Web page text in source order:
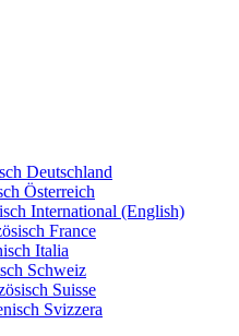
Deutschland
Österreich
International (English)
France
Italia
Schweiz
Suisse
Svizzera